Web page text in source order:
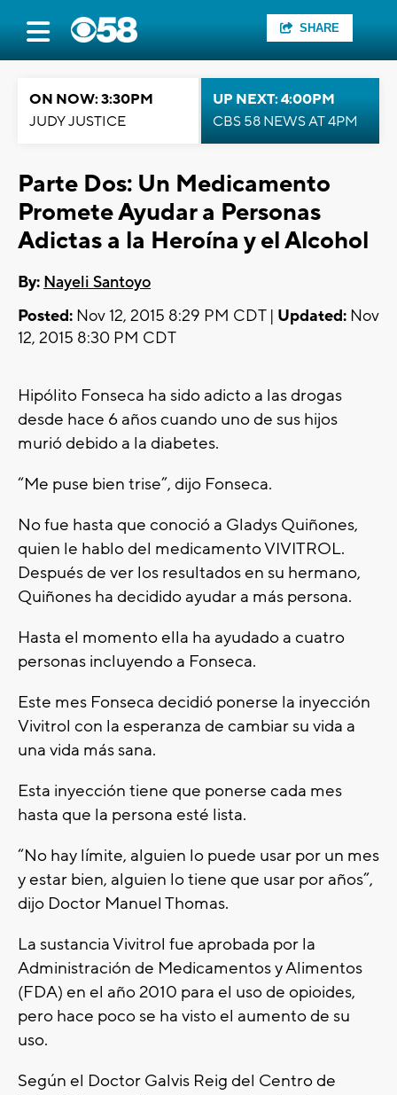
SHARE
ON NOW: 3:30PM
JUDY JUSTICE
UP NEXT: 4:00PM
CBS 58 NEWS AT 4PM
Parte Dos: Un Medicamento
Promete Ayudar a Personas
Adictas a la Heroína y el Alcohol
By: Nayeli Santoyo
Posted: Nov 12, 2015 8:29 PM CDT | Updated: Nov
12, 2015 8:30 PM CDT
Hipólito Fonseca ha sido adicto a las drogas
desde hace 6 años cuando uno de sus hijos
murió debido a la diabetes.
“Me puse bien trise”, dijo Fonseca.
No fue hasta que conoció a Gladys Quiñones,
quien le hablo del medicamento VIVITROL.
Después de ver los resultados en su hermano,
Quiñones ha decidido ayudar a más persona.
Hasta el momento ella ha ayudado a cuatro
personas incluyendo a Fonseca.
Este mes Fonseca decidió ponerse la inyección
Vivitrol con la esperanza de cambiar su vida a
una vida más sana.
Esta inyección tiene que ponerse cada mes
hasta que la persona esté lista.
“No hay límite, alguien lo puede usar por un mes
y estar bien, alguien lo tiene que usar por años”,
dijo Doctor Manuel Thomas.
La sustancia Vivitrol fue aprobada por la
Administración de Medicamentos y Alimentos
(FDA) en el año 2010 para el uso de opioides,
pero hace poco se ha visto el aumento de su
uso.
Según el Doctor Galvis Reig del Centro de